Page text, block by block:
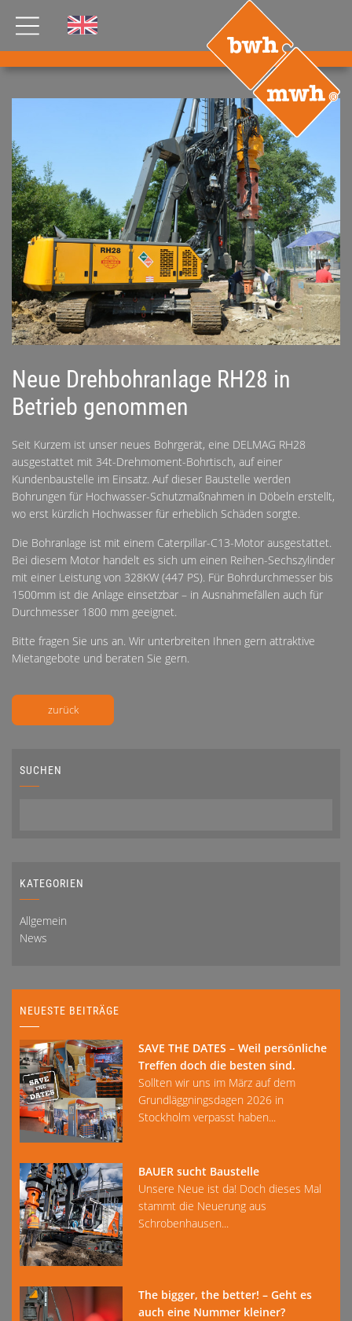
B.RIG
TEAM JOBS
ETP GDS
FDS CA FDS USA
KONTAKT
Neue Drehbohranlage RH28 in
Betrieb genommen
Seit Kurzem ist unser neues Bohrgerät, eine DELMAG RH28
ausgestattet mit 34t-Drehmoment-Bohrtisch, auf einer
Kundenbaustelle im Einsatz. Auf dieser Baustelle werden
Bohrungen für Hochwasser-Schutzmaßnahmen in Döbeln erstellt,
wo erst kürzlich Hochwasser für erheblich Schäden sorgte.
Die Bohranlage ist mit einem Caterpillar-C13-Motor ausgestattet.
Bei diesem Motor handelt es sich um einen Reihen-Sechszylinder
mit einer Leistung von 328KW (447 PS). Für Bohrdurchmesser bis
1500mm ist die Anlage einsetzbar – in Ausnahmefällen auch für
Durchmesser 1800 mm geeignet.
Bitte fragen Sie uns an. Wir unterbreiten Ihnen gern attraktive
Mietangebote und beraten Sie gern.
zurück
SUCHEN
KATEGORIEN
Allgemein
News
NEUESTE BEITRÄGE
SAVE THE DATES – Weil persönliche
Treffen doch die besten sind.
Sollten wir uns im März auf dem
Grundläggningsdagen 2026 in
Stockholm verpasst haben...
BAUER sucht Baustelle
Unsere Neue ist da! Doch dieses Mal
stammt die Neuerung aus
Schrobenhausen...
The bigger, the better! – Geht es
auch eine Nummer kleiner?